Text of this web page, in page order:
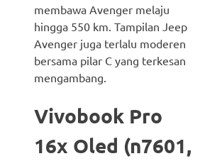
membawa Avenger melaju
hingga 550 km. Tampilan Jeep
Avenger juga terlalu moderen
bersama pilar C yang terkesan
mengambang.
Vivobook Pro
16x Oled (n7601,